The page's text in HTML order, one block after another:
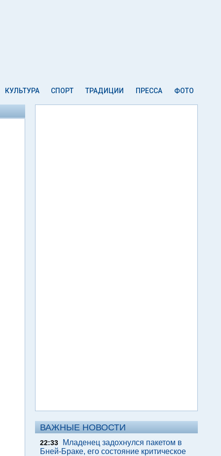
КУЛЬТУРА СПОРТ ТРАДИЦИИ ПРЕССА ФОТО
ВАЖНЫЕ НОВОСТИ
22:33
Младенец задохнулся пакетом в
Бней-Браке, его состояние критическое